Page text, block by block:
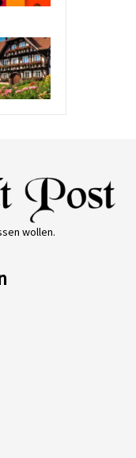
wollen.